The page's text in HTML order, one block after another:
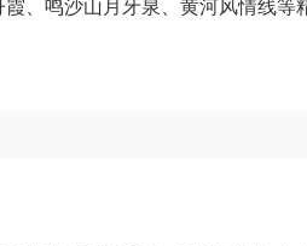
、鸣沙山月牙泉、黄河风情线等